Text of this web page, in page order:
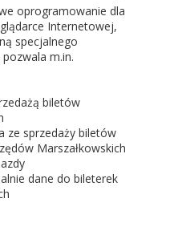
oprogramowanie dla
Internetowej,
specjalnego
m.in.
biletów
ze sprzedaży biletów
Marszałkowskich
dane do bileterek